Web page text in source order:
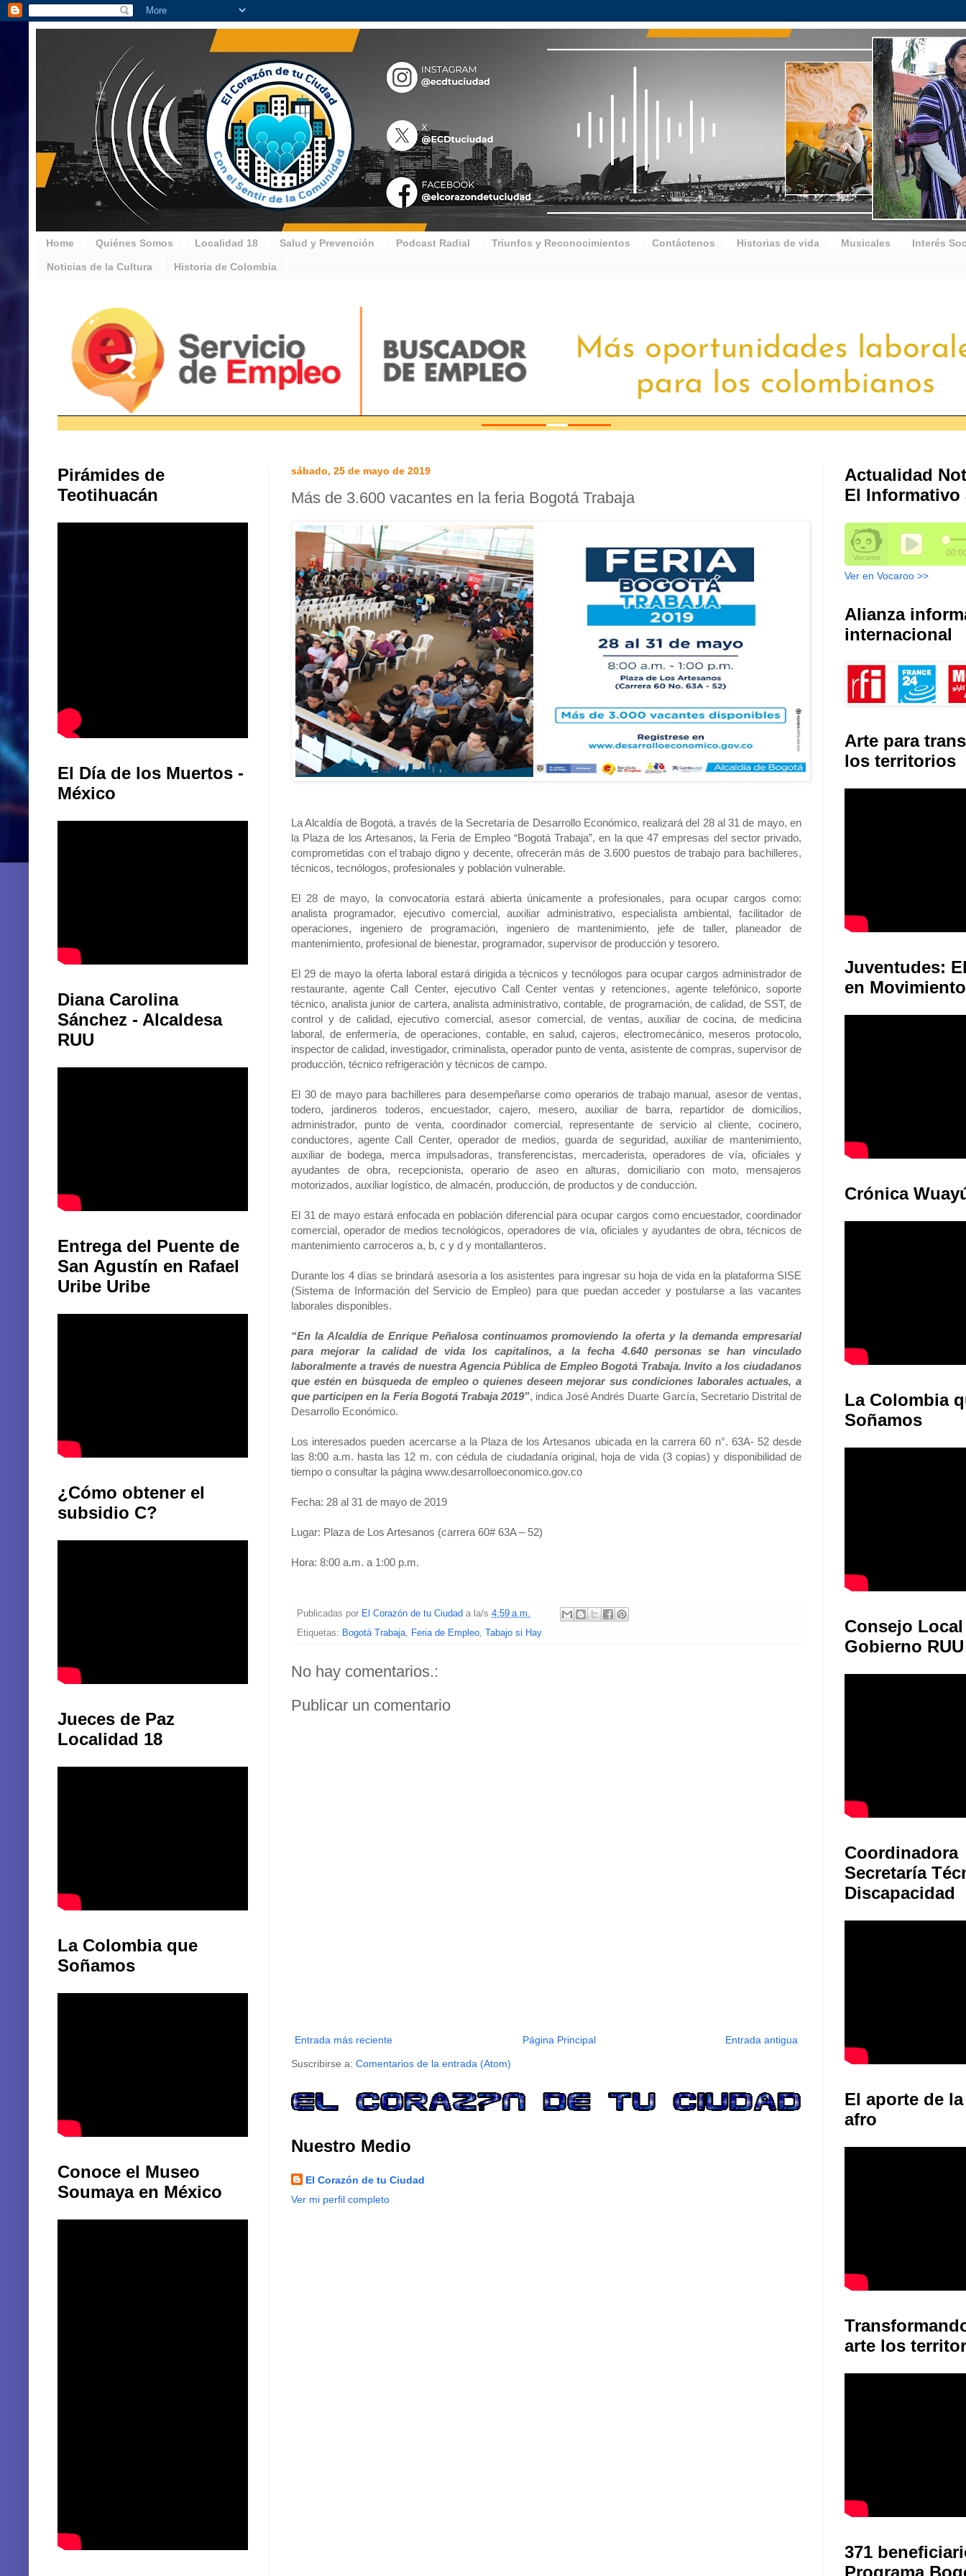
Home Quiénes Somos Localidad 18 Salud y Prevención Podcast Radial Triunfos y Reconocimientos Contáctenos Historias de vida Musicales Interés
Noticias de la Cultura Historia de Colombia
Más de 3.600 vacantes en la feria Bogotá Trabaja
la Plaza de los Artesanos, la Feria de Empleo “Bogotá Trabaja”, en la que 47 empresas del sector privado,
comprometidas con el trabajo digno y decente, ofrecerán más de 3.600 puestos de trabajo para bachilleres,
técnicos, tecnólogos, profesionales y población vulnerable.
analista programador, ejecutivo comercial, auxiliar administrativo, especialista ambiental, facilitador de
operaciones, ingeniero de programación, ingeniero de mantenimiento, jefe de taller, planeador de
mantenimiento, profesional de bienestar, programador, supervisor de producción y tesorero.
restaurante, agente Call Center, ejecutivo Call Center ventas y retenciones, agente telefónico, soporte
técnico, analista junior de cartera, analista administrativo, contable, de programación, de calidad, de SST, de
control y de calidad, ejecutivo comercial, asesor comercial, de ventas, auxiliar de cocina, de medicina
laboral, de enfermería, de operaciones, contable, en salud, cajeros, electromecánico, meseros protocolo,
inspector de calidad, investigador, criminalista, operador punto de venta, asistente de compras, supervisor de
producción, técnico refrigeración y técnicos de campo.
todero, jardineros toderos, encuestador, cajero, mesero, auxiliar de barra, repartidor de domicilios,
administrador, punto de venta, coordinador comercial, representante de servicio al cliente, cocinero,
conductores, agente Call Center, operador de medios, guarda de seguridad, auxiliar de mantenimiento,
auxiliar de bodega, merca impulsadoras, transferencistas, mercaderista, operadores de vía, oficiales y
ayudantes de obra, recepcionista, operario de aseo en alturas, domiciliario con moto, mensajeros
motorizados, auxiliar logístico, de almacén, producción, de productos y de conducción.
comercial, operador de medios tecnológicos, operadores de vía, oficiales y ayudantes de obra, técnicos de
mantenimiento carroceros a, b, c y d y montallanteros.
(Sistema de Información del Servicio de Empleo) para que puedan acceder y postularse a las vacantes
laborales disponibles.
para mejorar la calidad de vida los capitalinos, a la fecha 4.640 personas se han vinculado
laboralmente a través de nuestra Agencia Pública de Empleo Bogotá Trabaja. Invito a los ciudadanos
que estén en búsqueda de empleo o quienes deseen mejorar sus condiciones laborales actuales, a
que participen en la Feria Bogotá Trabaja 2019”, indica José Andrés Duarte García, Secretario Distrital de
Desarrollo Económico.
las 8:00 a.m. hasta las 12 m. con cédula de ciudadanía original, hoja de vida (3 copias) y disponibilidad de
tiempo o consultar la página www.desarrolloeconomico.gov.co
No hay comentarios.:
Publicar un comentario
Nuestro Medio
Pirámides de
Teotihuacán
El Día de los Muertos -
México
Diana Carolina
Sánchez - Alcaldesa
RUU
Entrega del Puente de
San Agustín en Rafael
Uribe Uribe
¿Cómo obtener el
subsidio C?
Jueces de Paz
Localidad 18
La Colombia que
Soñamos
Conoce el Museo
Soumaya en México
Actualidad
El Informativo
Ver en Vocaroo >>
Alianza
internacional
Arte para
los territorios
Juventudes:
en Movimiento
Crónica
La Colombia
Soñamos
Consejo
Gobierno RUU
Coordinadora
Secretaría
Discapacidad
El aporte de
afro
arte los
371
Programa